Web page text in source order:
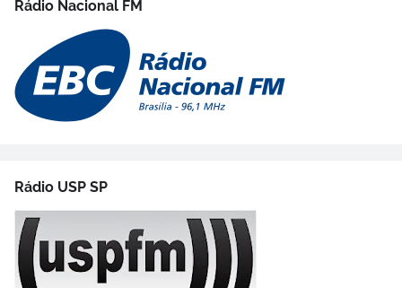
Rádio Nacional FM
Rádio USP SP